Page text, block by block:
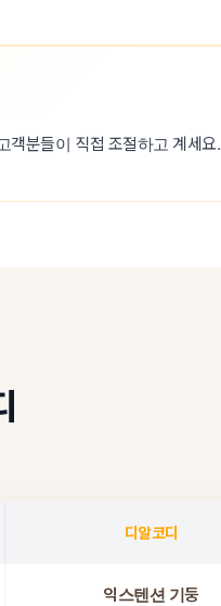
객분들이 직접 조절하고 계세요.
디알코디
익스텐션 기둥